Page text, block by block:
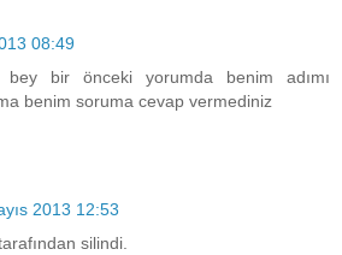
08:49
bey bir önceki yorumda benim adımı
benim soruma cevap vermediniz
2013 12:53
silindi.